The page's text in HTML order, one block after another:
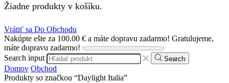
Žiadne produkty v košíku.
Vrátiť sa Do Obchodu
Nakúpte ešte za 100.00 € a máte dopravu zadarmo! Gratulujeme,
máte dopravu zadarmo!
Search input
Search
Domov Obchod
Produkty so značkou “Daylight Italia”